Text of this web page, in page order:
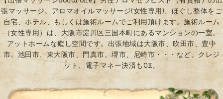
張マッサージ。アロマオイルマッサージ(女性専用)、ほぐし整体をご
自宅、ホテル、もしくは施術ルームでご利用頂けます。施術ルーム
（女性専用）は、大阪市淀川区三国本町にあるマンションの一室。
アットホームな癒し空間です。出張地域は大阪市、吹田市、豊中
市、池田市、東大阪市、門真市、堺市、尼崎市・・・など。クレジ
ット、電子マネー決済もOK。